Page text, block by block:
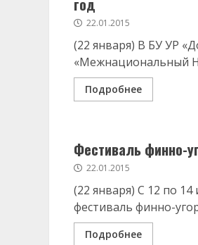
год
22.01.2015
(22 января) В БУ УР
«Межнациональный
Подробнее
Фестиваль финно-
22.01.2015
(22 января) С 12 по
фестиваль финно-
Подробнее